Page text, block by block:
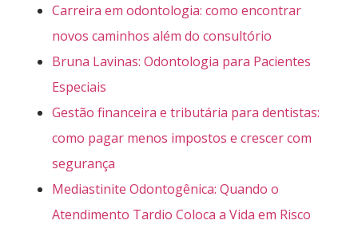
Carreira em odontologia: como encontrar
novos caminhos além do consultório
Bruna Lavinas: Odontologia para Pacientes
Especiais
Gestão financeira e tributária para dentistas:
como pagar menos impostos e crescer com
segurança
Mediastinite Odontogênica: Quando o
Atendimento Tardio Coloca a Vida em Risco